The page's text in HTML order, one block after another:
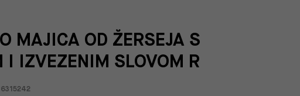
MAJICA OD ŽERSEJA S
I IZVEZENIM SLOVOM R